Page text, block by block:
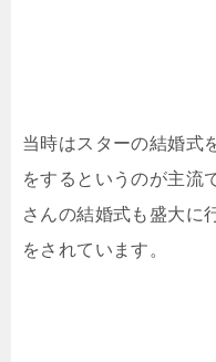
当時はスターの結婚式
をするというのが主流
さんの結婚式も盛大に
をされています。